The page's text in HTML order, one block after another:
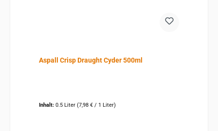
Aspall Crisp Draught Cyder 500ml
Inhalt: 0.5 Liter (7,98 € / 1 Liter)